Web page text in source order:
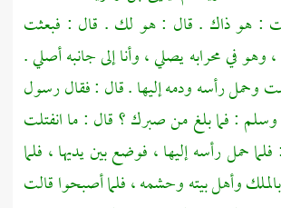
: هو ذاك . قال : هو لك . قال : فبعثت
، وهو في محرابه يصلي ، وأنا إلى جانبه أصلي .
وحمل رأسه ودمه إليها . قال : فقال رسول
وسلم : فما بلغ من صبرك ؟ قال : ما انفتلت
حمل رأسه إليها ، فوضع بين يديها ، فلما
وأهل بيته وحشمه ، فلما أصبحوا قالت